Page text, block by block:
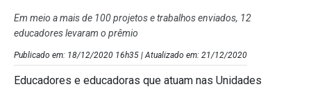
Em meio a mais de 100 projetos e trabalhos enviados, 12
educadores levaram o prêmio
Publicado em: 18/12/2020 16h35 | Atualizado em: 21/12/2020
Educadores e educadoras que atuam nas Unidades